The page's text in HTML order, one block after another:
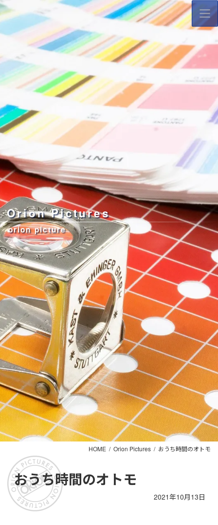
コ
ン
テ
ン
ス
ッ
ナ
ビ
ゲ
ー
ン
移
Orion Pictures
HOME Orion Pictures おうち時間のオトモ
おうち時間のオトモ
2021年10月13日